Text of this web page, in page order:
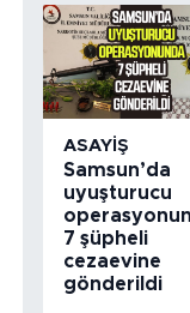
ASAYIŞ
Samsun’da
uyuşturucu
7 şüpheli
cezaevine
gönderildi